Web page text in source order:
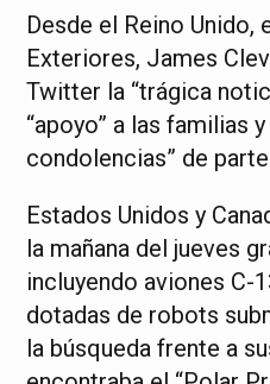
Desde el Reino
Exteriores, James
Twitter la “trágica
“apoyo” a las familias
condolencias” de
Estados Unidos y
la mañana del jueves
incluyendo aviones C-
dotadas de robots
la búsqueda frente a